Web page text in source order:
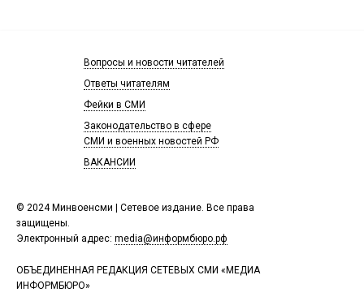
© 2024 Минвоенсми | Сетевое издание. Все права
защищены.
Электронный адрес: media@информбюро.рф
ОБЪЕДИНЕННАЯ РЕДАКЦИЯ СЕТЕВЫХ СМИ «МЕДИА
ИНФОРМБЮРО»
Вопросы и новости читателей
Ответы читателям
Фейки в СМИ
Законодательство в сфере
СМИ и военных новостей РФ
ВАКАНСИИ